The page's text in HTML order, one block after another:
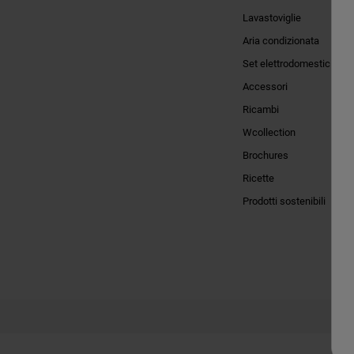
Lavastoviglie
Aria condizionata
Set elettrodomestici
Accessori
Ricambi
Wcollection
Brochures
Ricette
Prodotti sostenibili